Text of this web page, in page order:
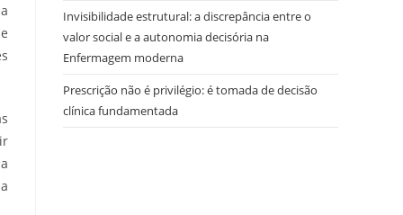
Invisibilidade estrutural: a discrepância entre o
valor social e a autonomia decisória na
Enfermagem moderna
Prescrição não é privilégio: é tomada de decisão
clínica fundamentada